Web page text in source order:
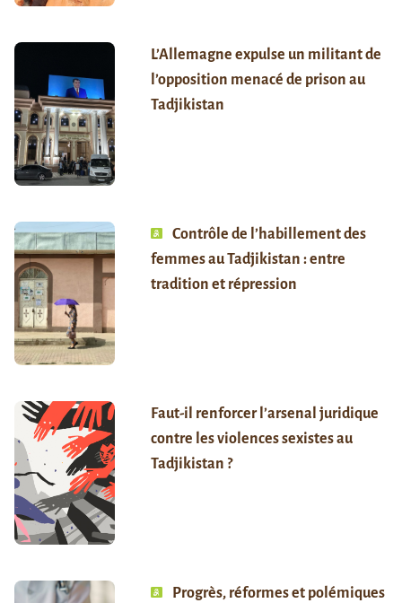
L’Allemagne expulse un militant de
l’opposition menacé de prison au
Tadjikistan
Contrôle de l’habillement des
femmes au Tadjikistan : entre
tradition et répression
Faut-il renforcer l’arsenal juridique
contre les violences sexistes au
Tadjikistan ?
Progrès, réformes et polémiques